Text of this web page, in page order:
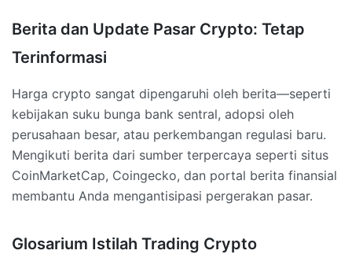
Berita dan Update Pasar Crypto: Tetap
Terinformasi
Harga crypto sangat dipengaruhi oleh berita—seperti
kebijakan suku bunga bank sentral, adopsi oleh
perusahaan besar, atau perkembangan regulasi baru.
Mengikuti berita dari sumber terpercaya seperti situs
CoinMarketCap, Coingecko, dan portal berita finansial
membantu Anda mengantisipasi pergerakan pasar.
Glosarium Istilah Trading Crypto